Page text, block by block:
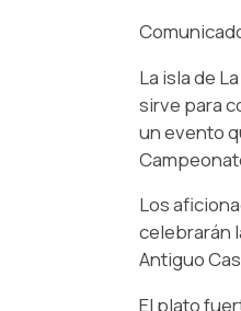
La isla de
sirve para
un evento
Los
celebrarán
Antiguo
El plato